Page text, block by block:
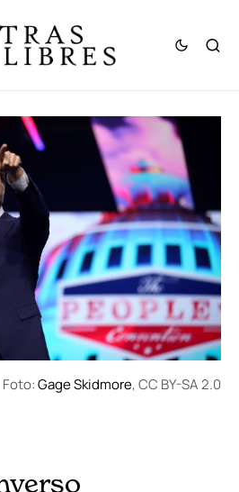
Foto:Gage Skidmore, CC BY-SA 2.0